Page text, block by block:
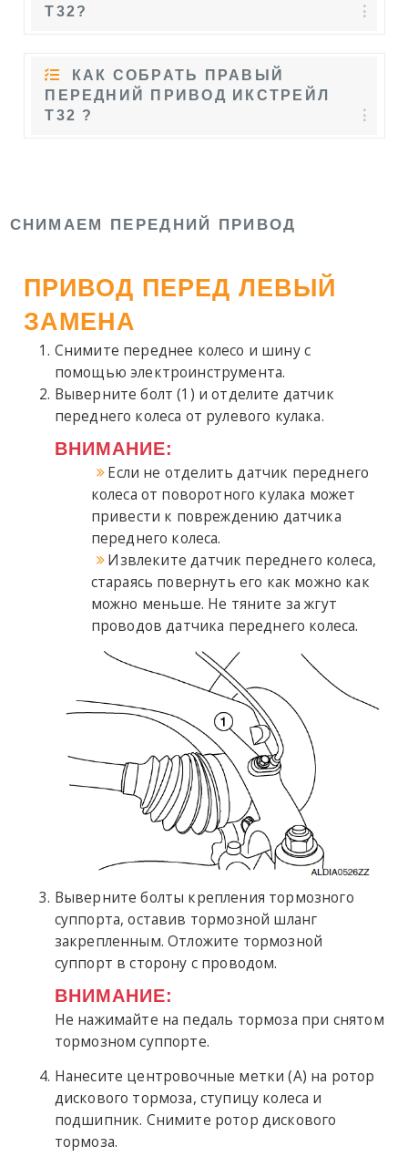
Т32?
КАК СОБРАТЬ ПРАВЫЙ
ПЕРЕДНИЙ ПРИВОД ИКСТРЕЙЛ
Т32 ?
СНИМАЕМ ПЕРЕДНИЙ ПРИВОД
ПРИВОД ПЕРЕД ЛЕВЫЙ
ЗАМЕНА
Снимите переднее колесо и шину с
помощью электроинструмента.
Выверните болт (1) и отделите датчик
переднего колеса от рулевого кулака.
ВНИМАНИЕ:
Если не отделить датчик переднего
колеса от поворотного кулака может
привести к повреждению датчика
переднего колеса.
Извлеките датчик переднего колеса,
стараясь повернуть его как можно как
можно меньше. Не тяните за жгут
проводов датчика переднего колеса.
Выверните болты крепления тормозного
суппорта, оставив тормозной шланг
закрепленным. Отложите тормозной
суппорт в сторону с проводом.
ВНИМАНИЕ:
Не нажимайте на педаль тормоза при снятом
тормозном суппорте.
Нанесите центровочные метки (A) на ротор
дискового тормоза, ступицу колеса и
подшипник. Снимите ротор дискового
тормоза.